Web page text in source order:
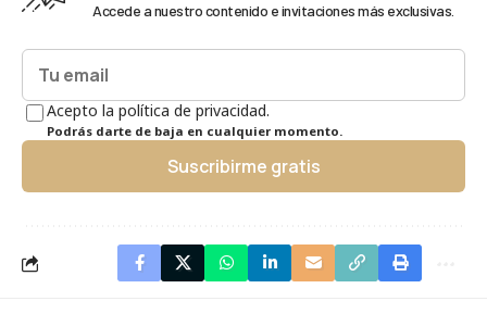
Accede a nuestro contenido e invitaciones más exclusivas.
Acepto la política de privacidad.
Podrás darte de baja en cualquier momento.
Suscribirme gratis